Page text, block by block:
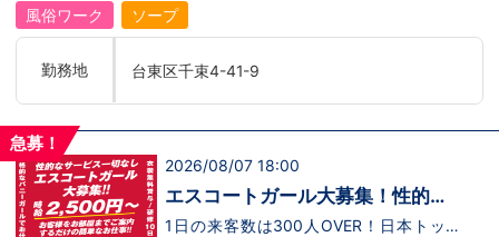
プ初の女性店長だって目指せます。それで
もまだ迷ってるって方は是非オフィシャル
【https://happiness-group.biz/​】※お手
数ですがコピー＆ペーストしてURLを開い
ていただければです。先輩のインタビュー
になるものがあるかもしれません。是非ご
ぎキャンペーン」実施中！1年勤務480万
円＋目標達成報奨金100万円☆※今だけ限
定引越し代も当社負担！！！
を目指すハピネスグループでは、どちらも
目指すことが可能です！！社員として上を
店の事を知る必要だったり、働く仲間とど
うやったら上手くいくのか、お店の運営方
法など。まずは自分が所属するお店の事を
た人から、主任→副店長→店長とお店を任
は？上記のお店の事を知るのは大前提で
+店舗を運営・管理していくことが求めら
れます。管理は勿論全てのお店です。さら
には働く社員の管理や人材育成に関しても
風俗ワーク
ソープ
勤務地 台東区千束4-41-9
急募！
2026/08/07 18:00
エスコートガール大募集！性的サ
ービスなしで時給2,500円～！
1日の来客数は300人OVER！日本トップ